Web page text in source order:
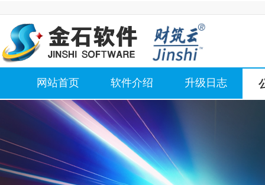
网站首页 软件介绍 升级日志